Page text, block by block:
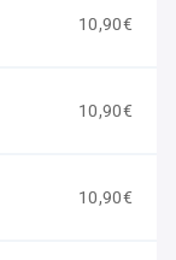
10,90€
10,90€
10,90€